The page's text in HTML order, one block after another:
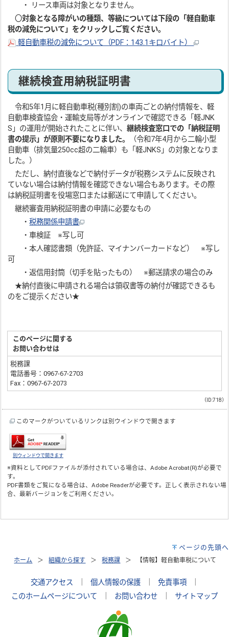
・ リース車両は対象となりません。
〇対象となる障がいの種類、等級については下段の「軽自動車
税の減免について」をクリックしご覧ください。
軽自動車税の減免について（PDF：143.1キロバイト）
継続検査用納税証明書
令和5年1月に軽自動車税(種別割)の車両ごとの納付情報を、軽
自動車検査協会・運輸支局等がオンラインで確認できる「軽JNK
S」の運用が開始されたことに伴い、継続検査窓口での「納税証明
書の提示」が原則不要になりました。
（令和7年4月から二輪小型
自動車（排気量250cc超の二輪車）も「軽JNKS」の対象となりま
した。）
ただし、納付直後などで納付データが税務システムに反映され
ていない場合は納付情報を確認できない場合もあります。その際
は納税証明書を役場窓口または郵送にて申請してください。
継続審査用納税証明書の申請に必要なもの
・税務関係申請書
・車検証 ※写し可
・本人確認書類（免許証、マイナンバーカードなど） ※写し
可
・返信用封筒（切手を貼ったもの） ※郵送請求の場合のみ
★納付直後に申請される場合は領収書等の納付が確認できるも
のをご提示ください★
このページに関する
お問い合わせは
税務課
電話番号：0967-67-2703
Fax：0967-67-2073
（ID:718）
このマークがついているリンクは別ウインドウで開きます
別ウィンドウで開きます
※資料としてPDFファイルが添付されている場合は、Adobe Acrobat(R)が必要で
す。
PDF書類をご覧になる場合は、Adobe Readerが必要です。正しく表示されない場
合、最新バージョンをご利用ください。
ページの先頭へ
ホーム 組織から探す 税務課 【情報】軽自動車税について
交通アクセス 個人情報の保護 免責事項
このホームページについて
お問い合わせ サイトマップ